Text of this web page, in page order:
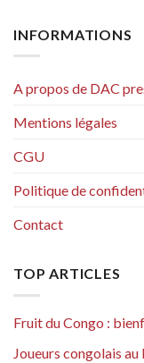
INFORMATIONS
A propos de DAC
Mentions légales
CGU
Politique de
Contact
TOP ARTICLES
Fruit du Congo :
Joueurs congolais